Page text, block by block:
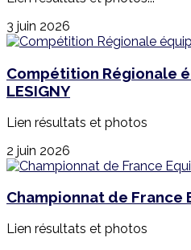
3 juin 2026
Compétition Régionale
LESIGNY
Lien résultats et photos
2 juin 2026
Championnat de France
Lien résultats et photos